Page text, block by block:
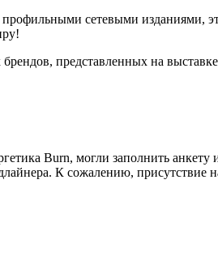
сетевыми изданиями,
представленных на
Burn, могли заполнить анкету
К сожалению, присутствие